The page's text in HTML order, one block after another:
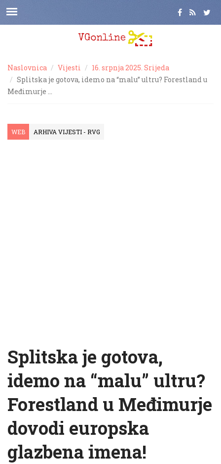
Naslovnica Vijesti
16. srpnja 2025. Srijeda
Splitska je gotova, idemo na “malu” ultru? Forestland u
Međimurje …
WEB ARHIVA VIJESTI - RVG
Splitska je gotova,
idemo na “malu” ultru?
Forestland u Međimurje
dovodi europska
glazbena imena!